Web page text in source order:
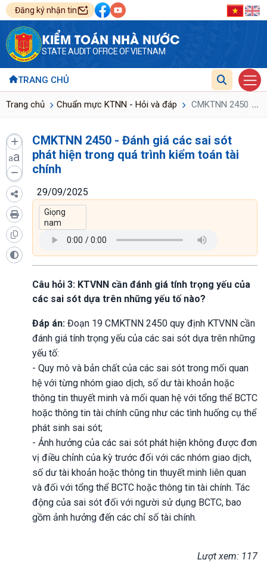
Đăng ký nhận tin
KIỂM TOÁN NHÀ NƯỚC
STATE AUDIT OFFICE OF VIETNAM
TRANG CHỦ
Trang chủ Chuẩn mực KTNN - Hỏi và đáp CMKTNN 2450 -
...
aa
CMKTNN 2450 - Đánh giá các sai sót
phát hiện trong quá trình kiểm toán tài
chính
29/09/2025
Câu hỏi 3: KTVNN cần đánh giá tính trọng yếu của
các sai sót dựa trên những yếu tố nào?
Đáp án: Đoạn 19 CMKTNN 2450 quy định KTVNN cần
đánh giá tính trọng yếu của các sai sót dựa trên những
yếu tố:
- Quy mô và bản chất của các sai sót trong mối quan
hệ với từng nhóm giao dịch, số dư tài khoản hoặc
thông tin thuyết minh và mối quan hệ với tổng thể BCTC
hoặc thông tin tài chính cũng như các tình huống cụ thể
phát sinh sai sót;
- Ảnh hưởng của các sai sót phát hiện không được đơn
vị điều chỉnh của kỳ trước đối với các nhóm giao dịch,
số dư tài khoản hoặc thông tin thuyết minh liên quan
và đối với tổng thể BCTC hoặc thông tin tài chính. Tác
động của sai sót đối với người sử dụng BCTC, bao
gồm ảnh hưởng đến các chỉ số tài chính.
Lượt xem: 117